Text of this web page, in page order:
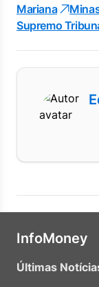
Mariana
Supremo
InfoMoney
Últimas